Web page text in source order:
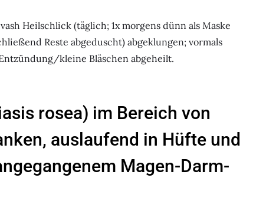
Heilschlick (täglich; 1x morgens dünn als Maske
Reste abgeduscht) abgeklungen; vormals
kleine Bläschen abgeheilt.
rosea) im Bereich von
auslaufend in Hüfte und
Magen-Darm-